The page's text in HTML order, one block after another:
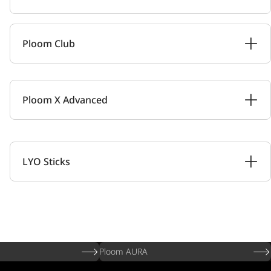
Ploom Club
Ploom X Advanced
LYO Sticks
Ploom AURA